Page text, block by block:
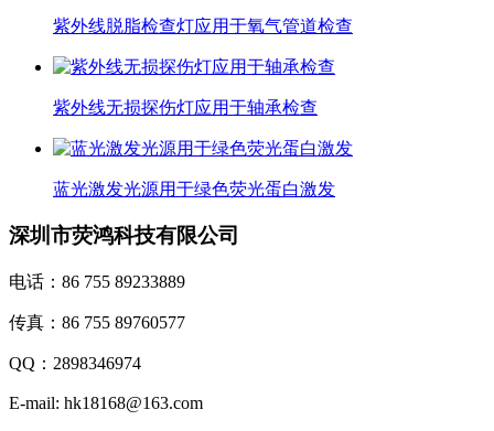
紫外线脱脂检查灯应用于氧气管道检查
紫外线无损探伤灯应用于轴承检查
蓝光激发光源用于绿色荧光蛋白激发
深圳市荧鸿科技有限公司
电话：86 755 89233889
传真：86 755 89760577
QQ：2898346974
E-mail: hk18168@163.com